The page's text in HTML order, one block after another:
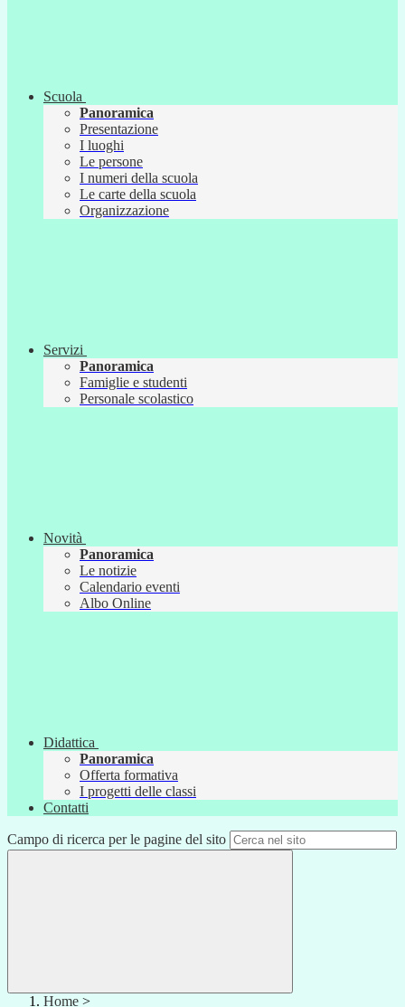
Scuola
Panoramica
Presentazione
I luoghi
Le persone
I numeri della scuola
Le carte della scuola
Organizzazione
Servizi
Panoramica
Famiglie e studenti
Personale scolastico
Novità
Panoramica
Le notizie
Calendario eventi
Albo Online
Didattica
Panoramica
Offerta formativa
I progetti delle classi
Contatti
Campo di ricerca per le pagine del sito
Home >